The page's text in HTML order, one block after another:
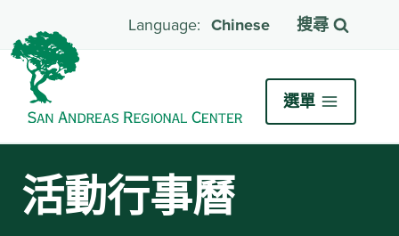
Chinese 搜尋
選單
活動行事曆